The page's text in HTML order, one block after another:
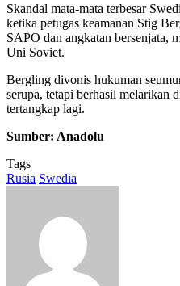
Skandal mata-mata terbesar
ketika petugas keamanan Stig
SAPO dan angkatan bersenjata,
Uni Soviet.
Bergling divonis hukuman
serupa, tetapi berhasil melarikan
tertangkap lagi.
Sumber: Anadolu
Tags
Rusia Swedia